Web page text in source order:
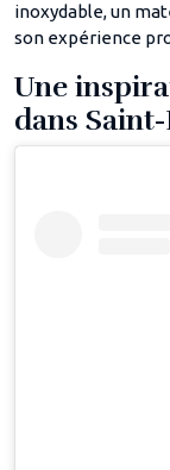
inoxydable, un
son expérience
Une
dans